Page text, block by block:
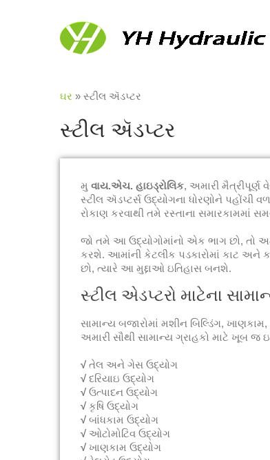
ઘર » સ્ટીલ ઍડપ્ટર
સ્ટીલ ઍડપ્ટર
મુ વાય.એચ. હાઇડ્રોલિક, અમારી
સ્ટીલ ઍડપ્ટર્સ ઉદ્યોગના ધોરણોને પહોંચી
રોકાણ કરવાથી તમે રસ્તાના સમારકામમાં
જો તમે આ ઉદ્યોગોમાંનો એક ભાગ છો, તો
કરશે. આમાંની કેટલીક પડકારોમાં કાટ અને
છો, ત્યારે આ મુદ્દાઓ ઇતિહાસ બનશે.
સ્ટીલ એડપ્ટરો માટેના
સામાન્ય બજારોમાં મશીન બિલ્ડિંગ,
અમારી સૌથી સામાન્ય ગ્રાહકો માટે ખૂબ જ
√ તેલ અને ગેસ ઉદ્યોગ
√ દરિયાઇ ઉદ્યોગ
√ ઉત્પાદન ઉદ્યોગ
√ કૃષિ ઉદ્યોગ
√ બાંધકામ ઉદ્યોગ
√ ઓટોમોટિવ ઉદ્યોગ
√ ખાણકામ ઉદ્યોગ